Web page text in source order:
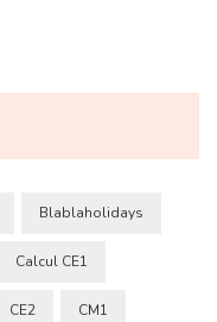
Blablaholidays
Calcul CE1
CE2 CM1